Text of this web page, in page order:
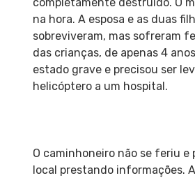
na hora. A esposa e as duas
sobreviveram, mas sofreram
das crianças, de apenas 4
estado grave e precisou ser
helicóptero a um hospital.
O caminhoneiro não se feriu e
local prestando informações.